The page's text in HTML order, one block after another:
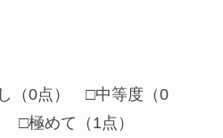
（0点） □中等度（0
極めて（1点）